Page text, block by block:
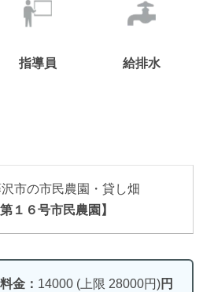
指導員 給排水
市の市民農園・貸し畑
１６号市民農園】
金： 14000 (上限 28000円)円